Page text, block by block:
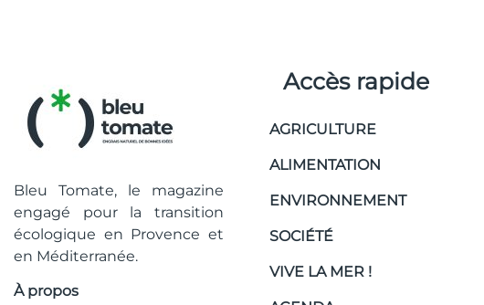
Bleu Tomate, le magazine
engagé pour la transition
écologique en Provence et
en Méditerranée.
À propos
Accès rapide
AGRICULTURE
ALIMENTATION
ENVIRONNEMENT
SOCIÉTÉ
VIVE LA MER !